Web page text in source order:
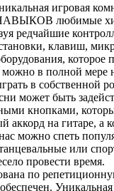
игровая
любимые
редчайшие
клавиш,
которое
можно в полной мере
в собственной
может быть
кнопками,
аккорд на гитаре, а
можно спеть
или
провести время.
по
Уникальная